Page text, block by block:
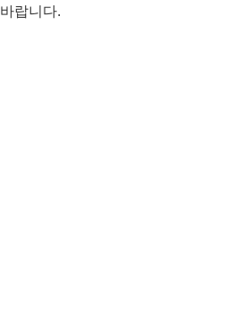
랍니다.